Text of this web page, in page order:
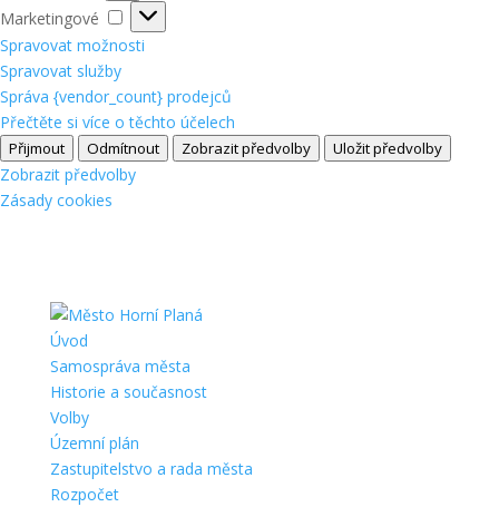
Marketingové
Marketingové
Spravovat možnosti
Spravovat služby
Správa {vendor_count} prodejců
Přečtěte si více o těchto účelech
Přijmout Odmítnout Zobrazit předvolby Uložit předvolby
Zobrazit předvolby
Zásady cookies
Úvod
Samospráva města
Historie a současnost
Volby
Územní plán
Zastupitelstvo a rada města
Rozpočet